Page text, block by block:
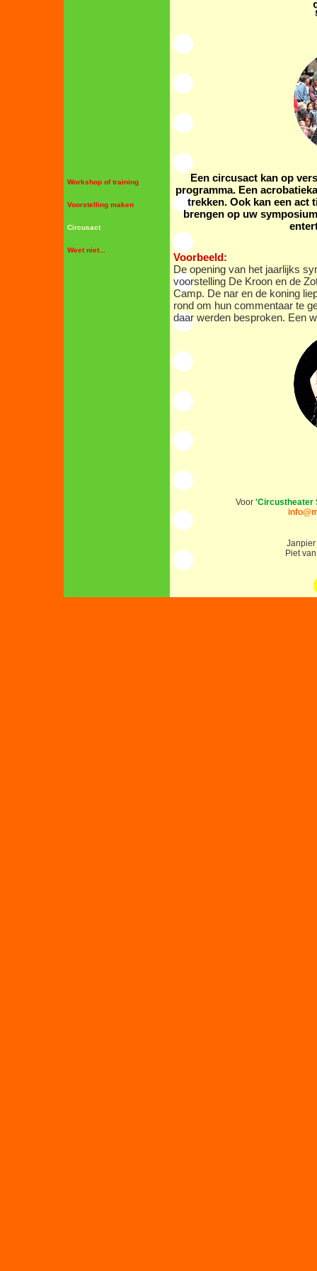
Workshop of training
Voorstelling maken
Circusact
Weet niet...
Een circusact kan op
programma. Een
trekken. Ook kan een act
brengen op uw
Voorbeeld:
De opening van het jaarlijks
voorstelling De Kroon en de
Camp. De nar en de koning
rond om hun commentaar te
daar werden besproken. Een
Voor 'Circustheater
Piet